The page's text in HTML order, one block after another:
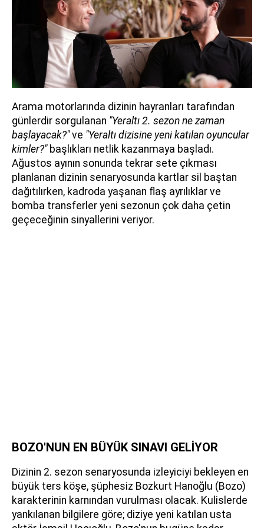
Arama motorlarında dizinin hayranları tarafından
günlerdir sorgulanan "Yeraltı 2. sezon ne zaman
başlayacak?"ve "Yeraltı dizisine yeni katılan oyuncular
kimler?"başlıkları netlik kazanmaya başladı.
Ağustos ayının sonunda tekrar sete çıkması
planlanan dizinin senaryosunda kartlar sil baştan
dağıtılırken, kadroda yaşanan flaş ayrılıklar ve
bomba transferler yeni sezonun çok daha çetin
geçeceğinin sinyallerini veriyor.
BOZO'NUN EN BÜYÜK SINAVI GELİYOR
Dizinin 2. sezon senaryosunda izleyiciyi bekleyen en
büyük ters köşe, şüphesiz Bozkurt Hanoğlu (Bozo)
karakterinin karnından vurulması olacak. Kulislerde
yankılanan bilgilere göre; diziye yeni katılan usta